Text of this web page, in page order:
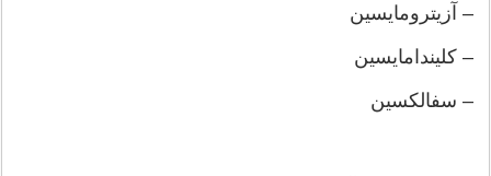
– آزیترومایسین
– کلیندامایسین
– سفالکسین